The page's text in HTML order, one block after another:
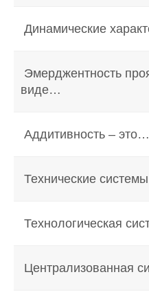
Динамические
Эмерджентность
виде…
Аддитивность – это…
Технические
Технологическая
Централизованная